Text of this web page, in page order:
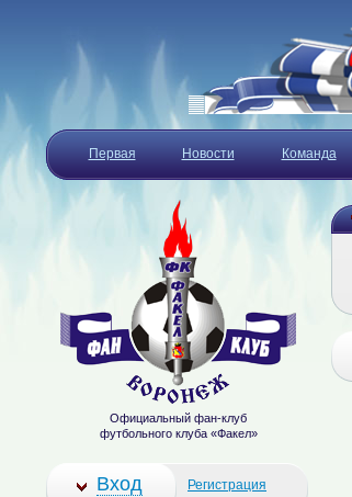
Первая Новости Команда
Официальный фан-клуб
футбольного клуба «Факел»
Вход Регистрация